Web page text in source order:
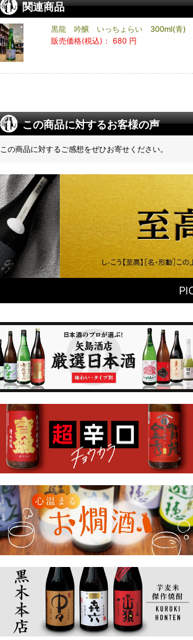
関連商品
黒龍 吟醸 いっちょらい 300ml(青)
販売価格(税込)： 680 円
この商品に対するお客様の声
この商品に対するご感想をぜひお寄せください。